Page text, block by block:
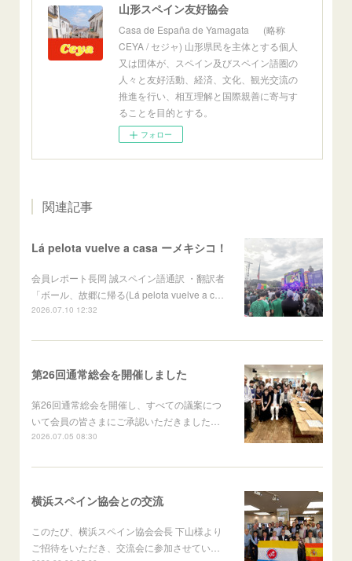
山形スペイン友好協会
Casa de España de Yamagata (略称
CEYA / セジャ) 山形県民を主体とする個人
又は団体が、スペイン及びスペイン語圏の
人々と友好活動、経済、文化、観光交流の
推進を行い、相互理解と国際親善に寄与す
ることを目的とする。
フォロー
関連記事
Lá pelota vuelve a casa ーメキシコ！
会員レポート長岡 誠スペイン語通訳 ・翻訳者
「ボール、故郷に帰る(Lá pelota vuelve a c…
2026.07.10 12:32
第26回通常総会を開催しました
第26回通常総会を開催し、すべての議案につ
いて会員の皆さまにご承認いただきました…
2026.07.05 08:30
横浜スペイン協会との交流
このたび、横浜スペイン協会会長 下山様より
ご招待をいただき、交流会に参加させてい…